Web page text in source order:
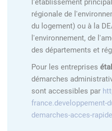
l'établissement
régionale de
du logement) ou à la
l'environnement, de
des départements et
Pour les entreprises
démarches
sont accessibles par
france.developpement-
demarches-acces-